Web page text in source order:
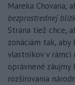
Mareka Chovana,
bezprostrednej
Strana tiež chce,
zonáciám tak,
vlastníkov v rámci
oprávnené záujmy
rozširovania